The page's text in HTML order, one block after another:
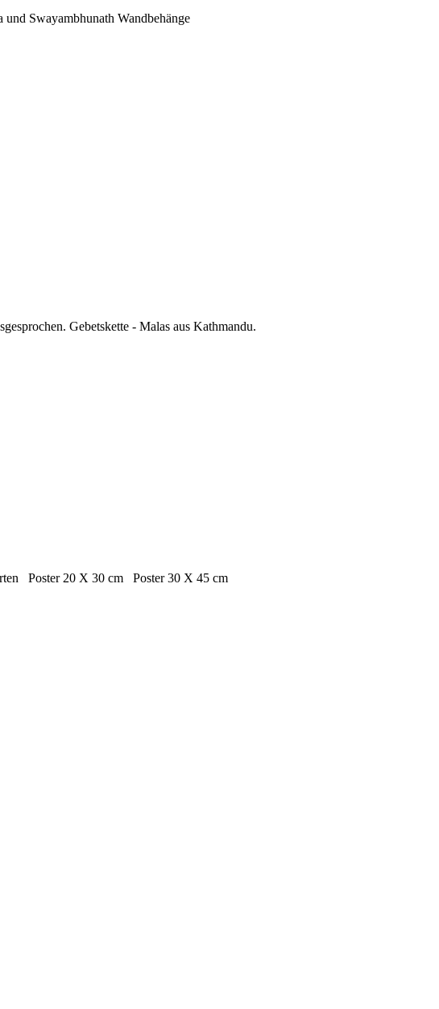
Swayambhunath Wandbehänge
Gebetskette - Malas aus Kathmandu.
Poster 20 X 30 cm Poster 30 X 45 cm